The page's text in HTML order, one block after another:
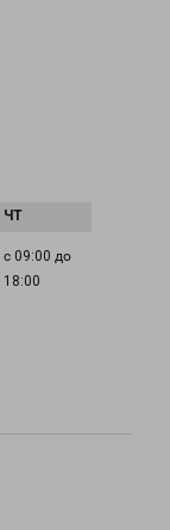
с 09:00 до
18:00